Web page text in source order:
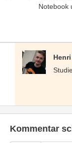
Notebook
Henri
Kommentar